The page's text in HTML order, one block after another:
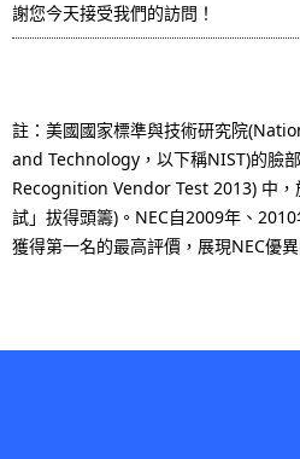
謝您今天接受我們的訪問！
註：美國國家標準與技術研究院
and Technology，以下稱NIST)的臉
Recognition Vendor Test 2013) 中，
試」拔得頭籌)。NEC自2009年、
獲得第一名的最高評價，展現NEC優